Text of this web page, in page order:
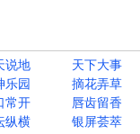
说地 天下大事
乐园 摘花弄草
常开 唇齿留香
纵横 银屏荟萃